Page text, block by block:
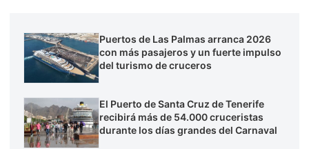
Puertos de Las Palmas arranca 2026
con más pasajeros y un fuerte impulso
del turismo de cruceros
El Puerto de Santa Cruz de Tenerife
recibirá más de 54.000 cruceristas
durante los días grandes del Carnaval